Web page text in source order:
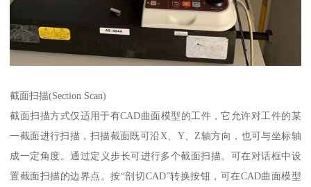
截面扫描(Section Scan)
截面扫描方式仅适用于有CAD曲面模型的工件，它允许对工件的某
一截面进行扫描，扫描截面既可沿X、Y、Z轴方向，也可与坐标轴
成一定角度。通过定义步长可进行多个截面扫描。可在对话框中设
置截面扫描的边界点。按“剖切CAD”转换按钮，可在CAD曲面模型